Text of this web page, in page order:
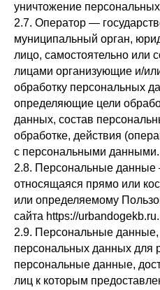
уничтожение
2.7. Оператор —
муниципальный орган,
лицо, самостоятельно или
лицами организующие и/
обработку персональных
определяющие цели
данных, состав
обработке, действия
с персональными данными.
2.8. Персональные
относящаяся прямо или
или определяемому
сайта https://urbandogekb.ru.
2.9. Персональные
персональных данных для
персональные данные,
лиц к которым